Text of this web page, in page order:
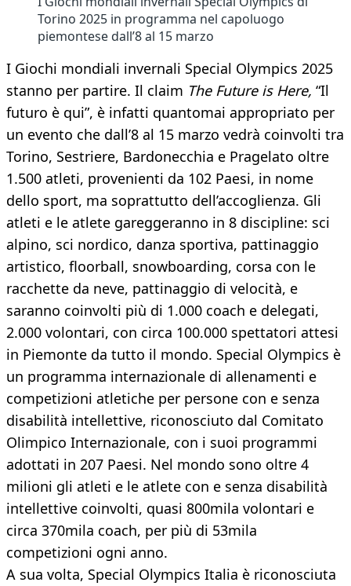
Torino 2025 in programma nel capoluogo
piemontese dall’8 al 15 marzo
I Giochi mondiali invernali Special Olympics 2025
stanno per partire. Il claim The Future is Here, “Il
futuro è qui”, è infatti quantomai appropriato per
un evento che dall’8 al 15 marzo vedrà coinvolti tra
Torino, Sestriere, Bardonecchia e Pragelato oltre
1.500 atleti, provenienti da 102 Paesi, in nome
dello sport, ma soprattutto dell’accoglienza. Gli
atleti e le atlete gareggeranno in 8 discipline: sci
alpino, sci nordico, danza sportiva, pattinaggio
artistico, floorball, snowboarding, corsa con le
racchette da neve, pattinaggio di velocità, e
saranno coinvolti più di 1.000 coach e delegati,
2.000 volontari, con circa 100.000 spettatori attesi
in Piemonte da tutto il mondo. Special Olympics è
un programma internazionale di allenamenti e
competizioni atletiche per persone con e senza
disabilità intellettive, riconosciuto dal Comitato
Olimpico Internazionale, con i suoi programmi
adottati in 207 Paesi. Nel mondo sono oltre 4
milioni gli atleti e le atlete con e senza disabilità
intellettive coinvolti, quasi 800mila volontari e
circa 370mila coach, per più di 53mila
competizioni ogni anno.
A sua volta, Special Olympics Italia è riconosciuta